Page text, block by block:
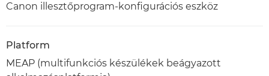
Canon illesztőprogram-konfigurációs eszköz
Platform
MEAP (multifunkciós készülékek beágyazott